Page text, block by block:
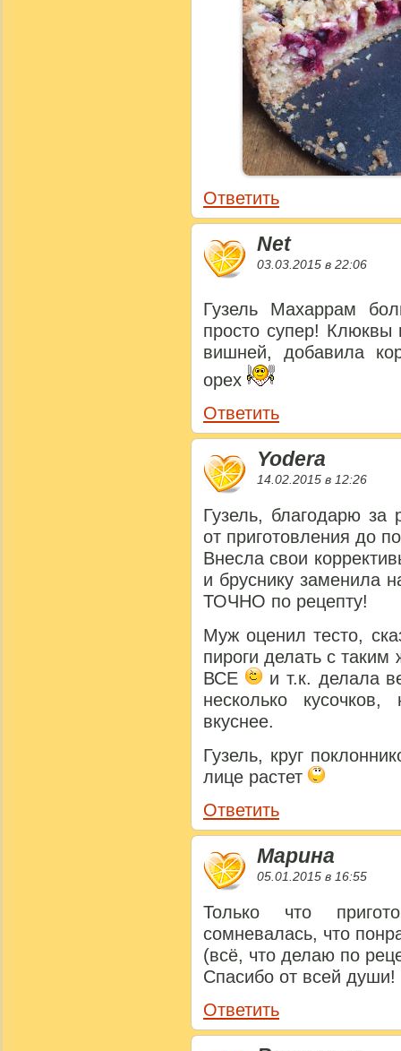
Ответить
Net
03.03.2015 в 22:06
Гузель Махаррам
просто супер!
вишней, добавила
орех
Ответить
Yodera
14.02.2015 в 12:26
Гузель, благодарю за
от приготовления до
Внесла свои
и бруснику заменила
ТОЧНО по рецепту!
Муж оценил тесто,
пироги делать с
ВСЕ
и т.к. делала
несколько
вкуснее.
Гузель, круг
лице растет
Ответить
Марина
05.01.2015 в 16:55
Только что
сомневалась, что
(всё, что делаю по
Спасибо от всей души!
Ответить